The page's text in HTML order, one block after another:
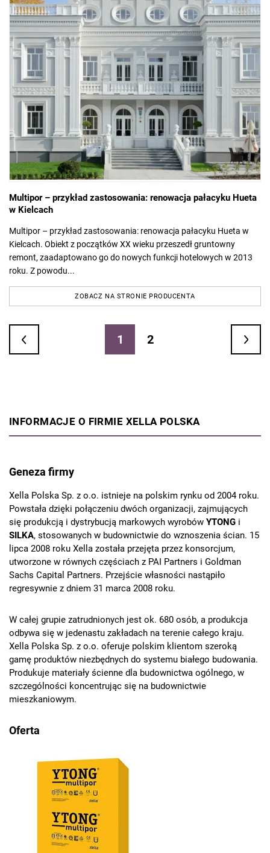
Multipor – przykład zastosowania: renowacja pałacyku Hueta
w Kielcach
Multipor – przykład zastosowania: renowacja pałacyku Hueta w
Kielcach. Obiekt z początków XX wieku przeszedł gruntowny
remont, zaadaptowano go do nowych funkcji hotelowych w 2013
roku. Z powodu...
ZOBACZ NA STRONIE PRODUCENTA
1 2
INFORMACJE O FIRMIE XELLA POLSKA
Geneza firmy
Xella Polska Sp. z o.o. istnieje na polskim rynku od 2004 roku.
Powstała dzięki połączeniu dwóch organizacji, zajmujących
się produkcją i dystrybucją markowych wyrobów YTONG i
SILKA, stosowanych w budownictwie do wznoszenia ścian. 15
lipca 2008 roku Xella została przejęta przez konsorcjum,
utworzone w równych częściach z PAI Partners i Goldman
Sachs Capital Partners. Przejście własności nastąpiło
regresywnie z dniem 31 marca 2008 roku.
W całej grupie zatrudnionych jest ok. 680 osób, a produkcja
odbywa się w jedenastu zakładach na terenie całego kraju.
Xella Polska Sp. z o.o. oferuje polskim klientom szeroką
gamę produktów niezbędnych do systemu białego budowania.
Produkuje materiały ścienne dla budownictwa ogólnego, w
szczególności koncentrując się na budownictwie
mieszkaniowym.
Oferta